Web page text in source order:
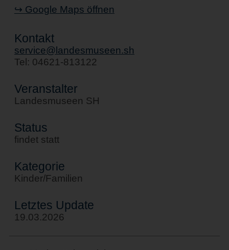
↪ Google Maps öffnen
Kontakt
service@landesmuseen.sh
Tel: 04621-813122
Veranstalter
Landesmuseen SH
Status
findet statt
Kategorie
Kinder/Familien
Letztes Update
19.03.2026